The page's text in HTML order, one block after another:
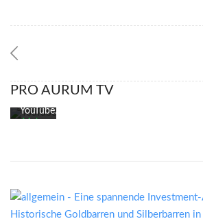
PRO AURUM TV
des
Datenschutzerklärung
YouTube.
Mehr
Video
YouTube